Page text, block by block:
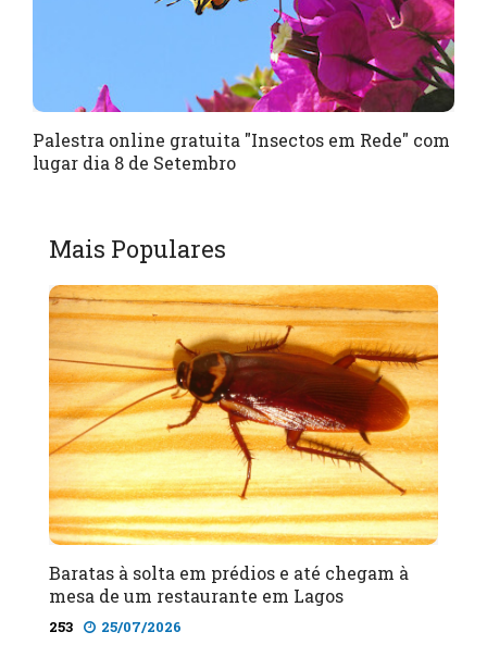
Palestra online gratuita "Insectos em Rede" com
lugar dia 8 de Setembro
Mais Populares
Baratas à solta em prédios e até chegam à
mesa de um restaurante em Lagos
253 25/07/2026